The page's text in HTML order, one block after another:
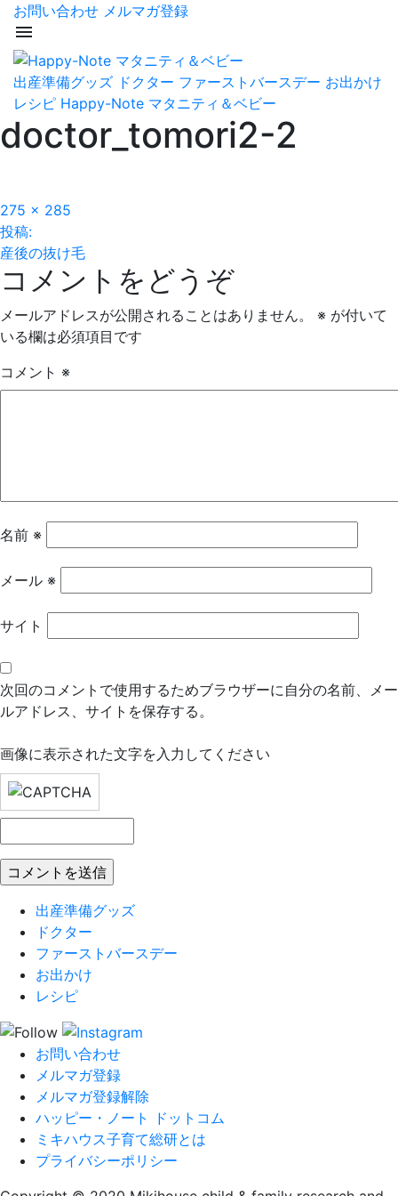
お問い合わせ メルマガ登録
menu
出産準備グッズ ドクター ファーストバースデー お出かけ
レシピ Happy-Note マタニティ＆ベビー
doctor_tomori2-2
フ
ル
サ
イ
ズ
275 × 285
投
稿
ナ
ビ
ゲ
ン
投稿:
産後の抜け毛
コメントをどうぞ
メールアドレスが公開されることはありません。 ※ が付いて
いる欄は必須項目です
コメント ※
名前 ※
メール ※
サイト
次回のコメントで使用するためブラウザーに自分の名前、メー
ルアドレス、サイトを保存する。
画像に表示された文字を入力してください
出産準備グッズ
ドクター
ファーストバースデー
お出かけ
レシピ
お問い合わせ
メルマガ登録
メルマガ登録解除
ハッピー・ノート ドットコム
ミキハウス子育て総研とは
プライバシーポリシー